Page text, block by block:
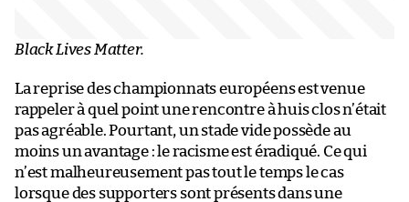
Black Lives Matter.
La reprise des championnats européens est venue
rappeler à quel point une rencontre à huis clos n’était
pas agréable. Pourtant, un stade vide possède au
moins un avantage : le racisme est éradiqué. Ce qui
n’est malheureusement pas tout le temps le cas
lorsque des supporters sont présents dans une